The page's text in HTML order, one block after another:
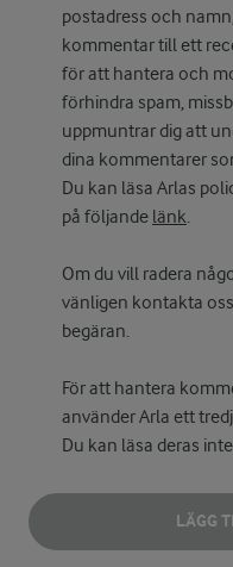
postadress och
kommentar till ett
för att hantera och
förhindra spam,
uppmuntrar dig att
dina kommentarer
Du kan läsa Arlas
på följande länk.
Om du vill radera
vänligen kontakta oss
begäran.
För att hantera
använder Arla ett
Du kan läsa deras
LÄGG